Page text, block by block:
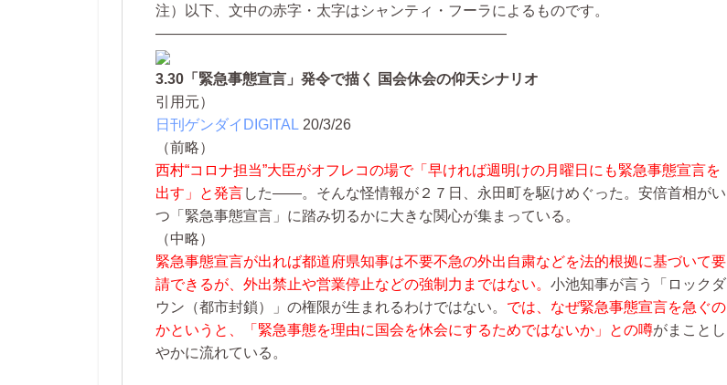
注）以下、文中の赤字・太字はシャンティ・フーラによるものです。
————————————————————————
3.30「緊急事態宣言」発令で描く 国会休会の仰天シナリオ
引用元）
日刊ゲンダイDIGITAL 20/3/26
（前略）
西村“コロナ担当”大臣がオフレコの場で「早ければ週明けの月曜日にも緊急事態宣言を
出す」と発言した――。そんな怪情報が２７日、永田町を駆けめぐった。安倍首相がい
つ「緊急事態宣言」に踏み切るかに大きな関心が集まっている。
（中略）
緊急事態宣言が出れば都道府県知事は不要不急の外出自粛などを法的根拠に基づいて要
請できるが、外出禁止や営業停止などの強制力まではない。 小池知事が言う「ロックダ
ウン（都市封鎖）」の権限が生まれるわけではない。 では、なぜ緊急事態宣言を急ぐの
かというと、「緊急事態を理由に国会を休会にするためではないか」との噂がまことし
やかに流れている。